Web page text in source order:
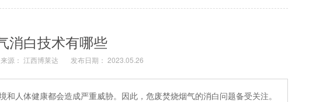
消白技术有哪些
来源： 江西博莱达 发布日期： 2023.05.26
人体健康都会造成严重威胁。因此，危废焚烧烟气的消白问题备受关注。